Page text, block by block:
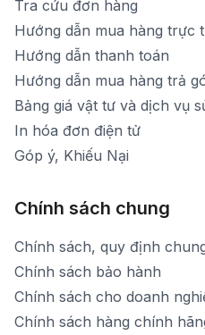
Tra cứu đơn hàng
Hướng dẫn mua hàng trực
Hướng dẫn thanh toán
Hướng dẫn mua hàng trả
Bảng giá vật tư và dịch vụ
In hóa đơn điện tử
Góp ý, Khiếu Nại
Chính sách chung
Chính sách, quy định
Chính sách bảo hành
Chính sách cho doanh
Chính sách hàng chính